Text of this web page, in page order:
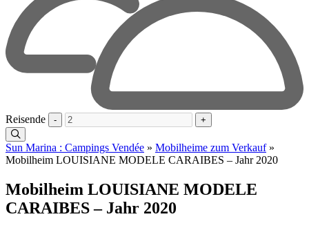
Reisende - +
Sun Marina : Campings Vendée » Mobilheime zum Verkauf»
Mobilheim LOUISIANE MODELE CARAIBES – Jahr 2020
Mobilheim LOUISIANE MODELE
CARAIBES – Jahr 2020